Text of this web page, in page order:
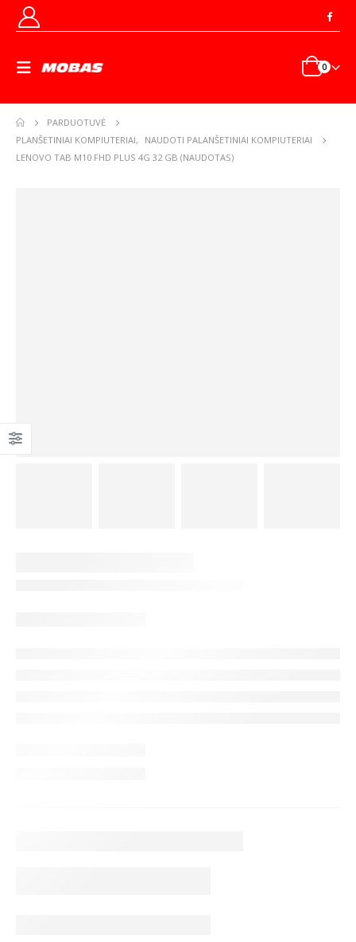
0
PARDUOTUVĖ
PLANŠETINIAI KOMPIUTERIAI,
NAUDOTI PALANŠETINIAI KOMPIUTERIAI
LENOVO TAB M10 FHD PLUS 4G 32 GB (NAUDOTAS)